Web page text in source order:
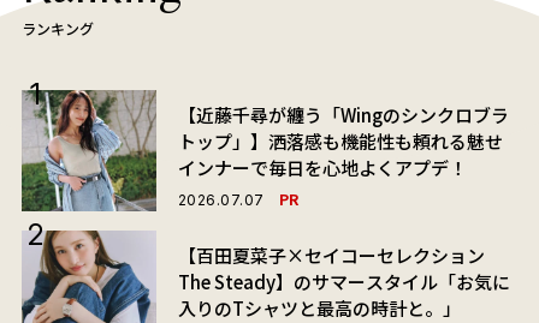
ランキング
【近藤千尋が纏う「Wingのシンクロブラ
トップ」】洒落感も機能性も頼れる魅せ
インナーで毎日を心地よくアプデ！
2026.07.07 PR
【百田夏菜子×セイコーセレクション
The Steady】のサマースタイル「お気に
入りのTシャツと最高の時計と。」